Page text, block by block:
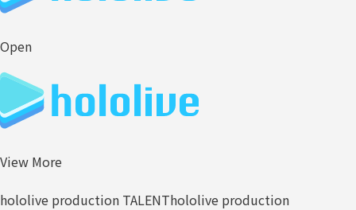
Open
View More
hololive production TALENThololive production